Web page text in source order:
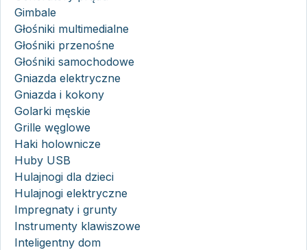
Gimbale
Głośniki multimedialne
Głośniki przenośne
Głośniki samochodowe
Gniazda elektryczne
Gniazda i kokony
Golarki męskie
Grille węglowe
Haki holownicze
Huby USB
Hulajnogi dla dzieci
Hulajnogi elektryczne
Impregnaty i grunty
Instrumenty klawiszowe
Inteligentny dom